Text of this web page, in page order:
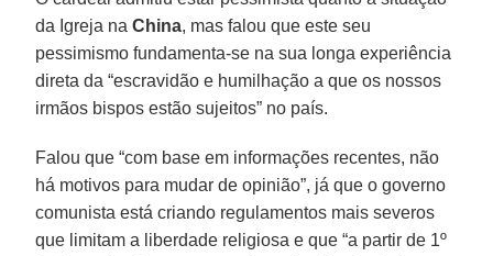
da Igreja naChina, mas falou que este seu
pessimismo fundamenta-se na sua longa experiência
direta da “escravidão e humilhação a que os nossos
irmãos bispos estão sujeitos” no país.
Falou que “com base em informações recentes, não
há motivos para mudar de opinião”, já que o governo
comunista está criando regulamentos mais severos
que limitam a liberdade religiosa e que “a partir de 1º